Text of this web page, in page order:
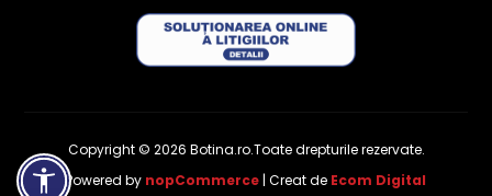
Copyright © 2026 Botina.ro.Toate drepturile rezervate.
Powered by nopCommerce | Creat de Ecom Digital